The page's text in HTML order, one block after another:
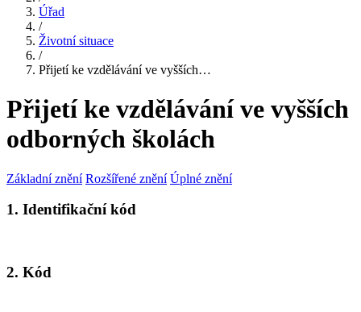
Úřad
/
Životní situace
/
Přijetí ke vzdělávání ve vyšších…
Přijetí ke vzdělávání ve vyšších
odborných školách
Základní znění Rozšířené znění Úplné znění
1. Identifikační kód
2. Kód